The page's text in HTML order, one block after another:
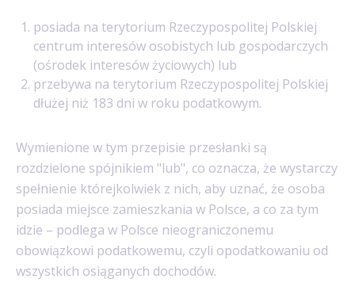
posiada na terytorium Rzeczypospolitej Polskiej
centrum interesów osobistych lub gospodarczych
(ośrodek interesów życiowych) lub
przebywa na terytorium Rzeczypospolitej Polskiej
dłużej niż 183 dni w roku podatkowym.
Wymienione w tym przepisie przesłanki są
rozdzielone spójnikiem "lub", co oznacza, że wystarczy
spełnienie którejkolwiek z nich, aby uznać, że osoba
posiada miejsce zamieszkania w Polsce, a co za tym
idzie – podlega w Polsce nieograniczonemu
obowiązkowi podatkowemu, czyli opodatkowaniu od
wszystkich osiąganych dochodów.